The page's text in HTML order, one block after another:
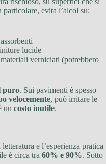
evita l’alcol su:
lucide
verniciati (potrebbero
puro. Sui pavimenti è spesso
velocemente, può irritare le
un costo inutile.
e l’esperienza pratica
è circa tra 60% e 90%. Sotto